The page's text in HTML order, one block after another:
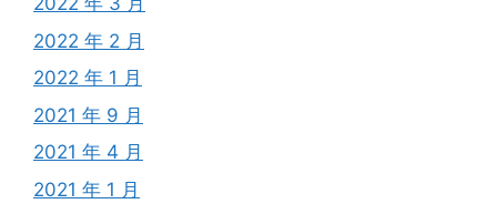
2022 年 2 月
2022 年 1 月
2021 年 9 月
2021 年 4 月
2021 年 1 月